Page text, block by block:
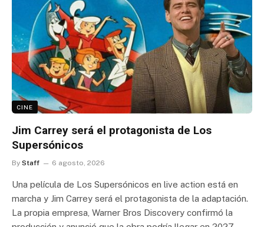
CINE
Jim Carrey será el protagonista de Los
Supersónicos
By Staff 6 agosto, 2026
Una película de Los Supersónicos en live action está en
marcha y Jim Carrey será el protagonista de la adaptación.
La propia empresa, Warner Bros Discovery confirmó la